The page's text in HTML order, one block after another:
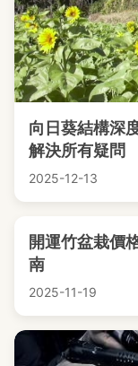
向日葵結構深
解決所有疑問
2025-12-13
開運竹盆栽價
南
2025-11-19